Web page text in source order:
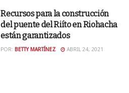
Recursos para la construcción
del puente del Riíto en Riohacha
están garantizados
POR: BETTY MARTÍNEZ ABRIL 24, 2021